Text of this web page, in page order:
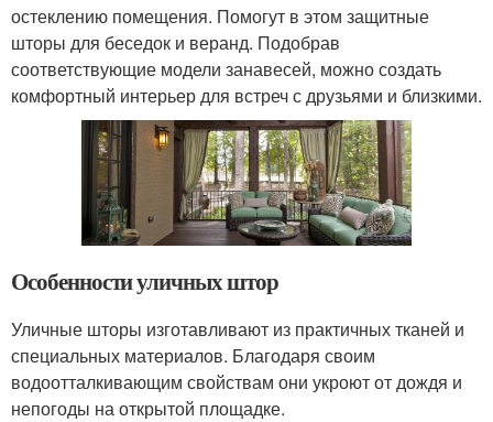
остеклению помещения. Помогут в этом защитные
шторы для беседок и веранд. Подобрав
соответствующие модели занавесей, можно создать
комфортный интерьер для встреч с друзьями и близкими.
Особенности уличных штор
Уличные шторы изготавливают из практичных тканей и
специальных материалов. Благодаря своим
водоотталкивающим свойствам они укроют от дождя и
непогоды на открытой площадке.